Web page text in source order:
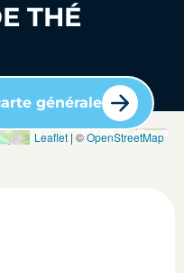
THÉ
Leaflet| ©OpenStreetMap
générale